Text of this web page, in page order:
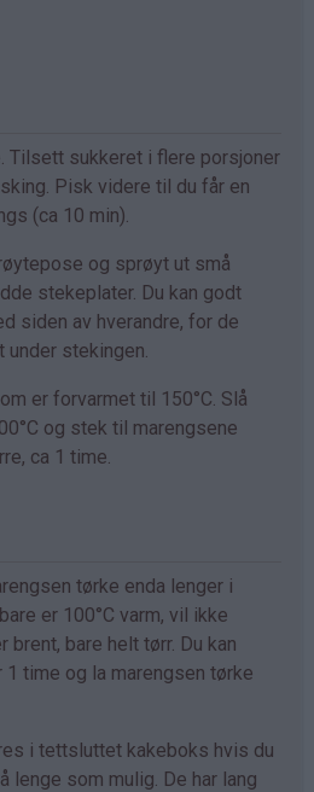
Tilsett sukkeret i flere porsjoner
Pisk videre til du får en
(ca 10 min).
og sprøyt ut små
stekeplater. Du kan godt
siden av hverandre, for de
stekingen.
er forvarmet til 150°C. Slå
og stek til marengsene
ca 1 time.
tørke enda lenger i
er 100°C varm, vil ikke
brent, bare helt tørr. Du kan
time og la marengsen tørke
i tettsluttet kakeboks hvis du
lenge som mulig. De har lang